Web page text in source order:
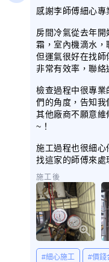
感謝李師傅細心專
房間冷氣從去年
霜，室內機滴水，
但運氣很好在找師
非常有效率，聯絡
檢查過程中很專
們的角度，告知
其他廠商不願意維
~！
施工過程也很細心
找這家的師傅來處
施工後
#細心施工 #價錢